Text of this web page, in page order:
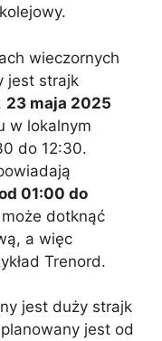
wieczornych
jest strajk
23 maja 2025
w lokalnym
do 12:30.
01:00 do
dotknąć
a więc
Trenord.
jest duży strajk
jest od